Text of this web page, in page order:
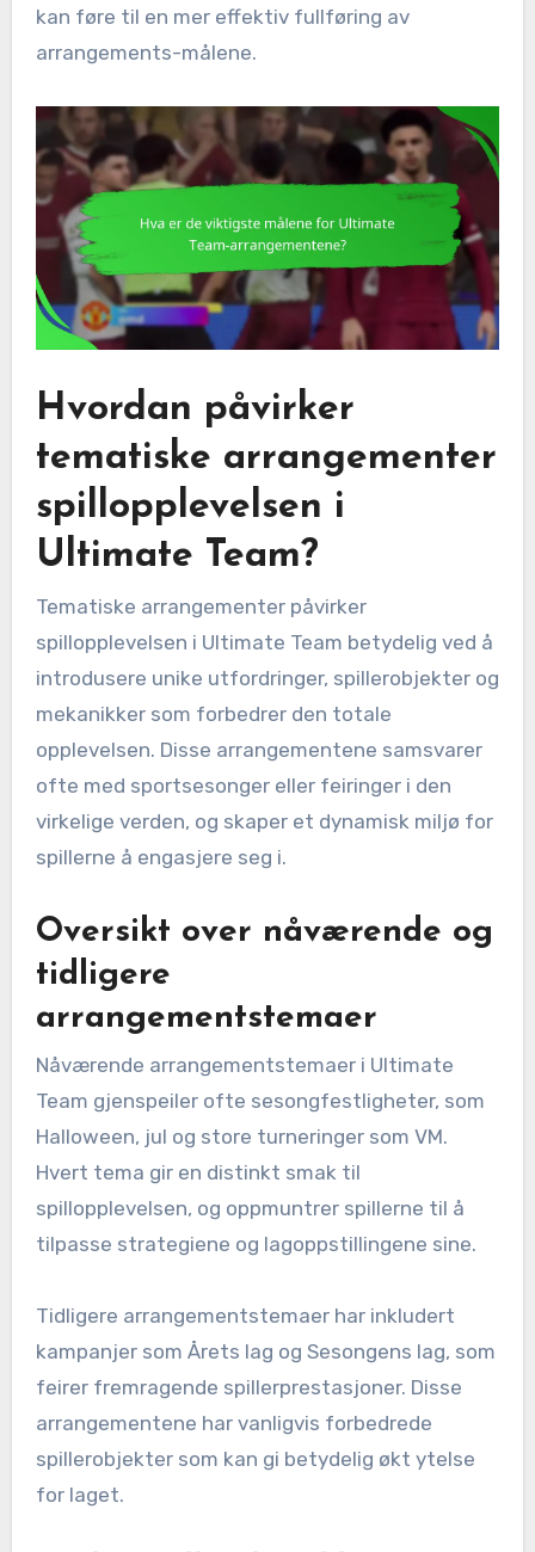
kan føre til en mer effektiv fullføring av
arrangements-målene.
Hvordan påvirker
tematiske arrangementer
spillopplevelsen i
Ultimate Team?
Tematiske arrangementer påvirker
spillopplevelsen i Ultimate Team betydelig ved å
introdusere unike utfordringer, spillerobjekter og
mekanikker som forbedrer den totale
opplevelsen. Disse arrangementene samsvarer
ofte med sportsesonger eller feiringer i den
virkelige verden, og skaper et dynamisk miljø for
spillerne å engasjere seg i.
Oversikt over nåværende og
tidligere
arrangementstemaer
Nåværende arrangementstemaer i Ultimate
Team gjenspeiler ofte sesongfestligheter, som
Halloween, jul og store turneringer som VM.
Hvert tema gir en distinkt smak til
spillopplevelsen, og oppmuntrer spillerne til å
tilpasse strategiene og lagoppstillingene sine.
Tidligere arrangementstemaer har inkludert
kampanjer som Årets lag og Sesongens lag, som
feirer fremragende spillerprestasjoner. Disse
arrangementene har vanligvis forbedrede
spillerobjekter som kan gi betydelig økt ytelse
for laget.